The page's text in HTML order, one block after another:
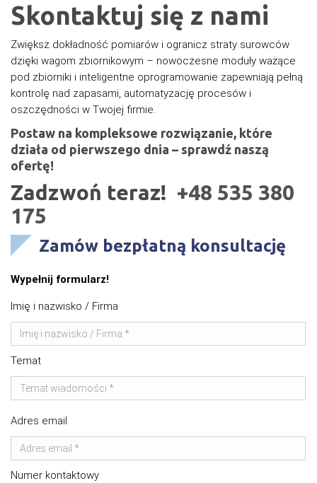
Skontaktuj się z nami
Zwiększ dokładność pomiarów i ogranicz straty surowców
dzięki wagom zbiornikowym – nowoczesne moduły ważące
pod zbiorniki i inteligentne oprogramowanie zapewniają pełną
kontrolę nad zapasami, automatyzację procesów i
oszczędności w Twojej firmie.
Postaw na kompleksowe rozwiązanie, które
działa od pierwszego dnia – sprawdź naszą
ofertę!
Zadzwoń teraz! +48 535 380
175
Zamów bezpłatną konsultację
Wypełnij formularz!
Imię i nazwisko / Firma
Temat
Adres email
Numer kontaktowy